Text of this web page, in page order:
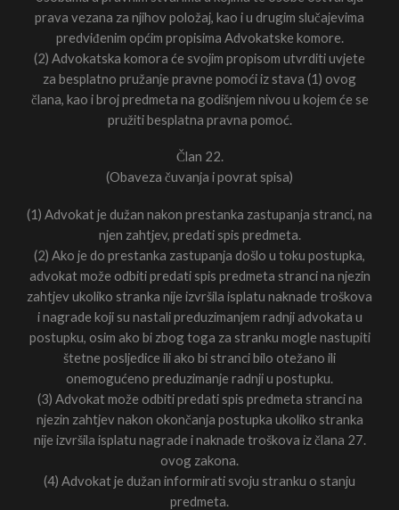
prava vezana za njihov položaj, kao i u drugim slučajevima
predviđenim općim propisima Advokatske komore.
(2) Advokatska komora će svojim propisom utvrditi uvjete
za besplatno pružanje pravne pomoći iz stava (1) ovog
člana, kao i broj predmeta na godišnjem nivou u kojem će se
pružiti besplatna pravna pomoć.
Član 22.
(Obaveza čuvanja i povrat spisa)
(1) Advokat je dužan nakon prestanka zastupanja stranci, na
njen zahtjev, predati spis predmeta.
(2) Ako je do prestanka zastupanja došlo u toku postupka,
advokat može odbiti predati spis predmeta stranci na njezin
zahtjev ukoliko stranka nije izvršila isplatu naknade troškova
i nagrade koji su nastali preduzimanjem radnji advokata u
postupku, osim ako bi zbog toga za stranku mogle nastupiti
štetne posljedice ili ako bi stranci bilo otežano ili
onemogućeno preduzimanje radnji u postupku.
(3) Advokat može odbiti predati spis predmeta stranci na
njezin zahtjev nakon okončanja postupka ukoliko stranka
nije izvršila isplatu nagrade i naknade troškova iz člana 27.
ovog zakona.
(4) Advokat je dužan informirati svoju stranku o stanju
predmeta.